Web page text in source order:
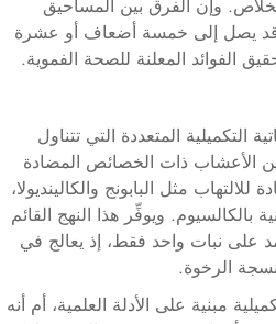
وإن الفرق بين المساحيق
قد يصل إلى خمسة أضعاف أو عشرة
الفوائد المعلنة للصحة الفموية.
المتعددة التي تتناول
الأعشاب ذات الخصائص المضادة
مثل البابونج والكالينديولا،
ويوفِّر هذا النهج القائم
على نبات واحد فقط، إذ يعالج في
الرخوة.
مبنية على الأدلة العلمية، أم أنه